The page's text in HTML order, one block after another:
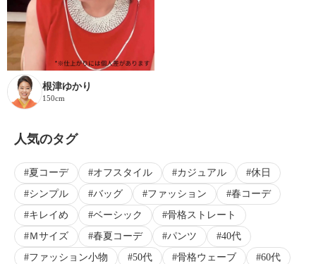
根津ゆかり
150cm
人気のタグ
夏コーデ オフスタイル カジュアル
休日
シンプル
バッグ ファッション
春コーデ
キレイめ
ベーシック
骨格ストレート
Ｍサイズ
春夏コーデ パンツ
40代
ファッション小物
50代 骨格ウェーブ
60代